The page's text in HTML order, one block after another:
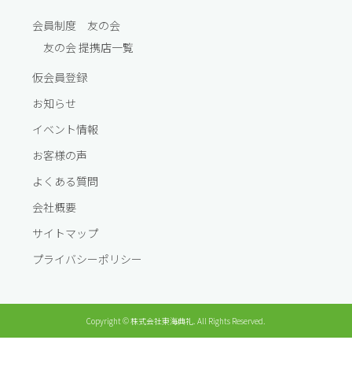
会員制度 友の会
友の会 提携店一覧
仮会員登録
お知らせ
イベント情報
お客様の声
よくある質問
会社概要
サイトマップ
プライバシーポリシー
Copyright © 株式会社東海典礼. All Rights Reserved.